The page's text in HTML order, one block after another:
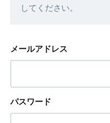
してください。
メールアドレス
パスワード